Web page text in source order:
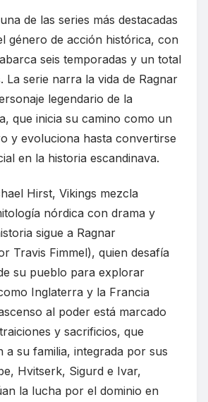
de las series más destacadas
género de acción histórica, con
seis temporadas y un total
La serie narra la vida de Ragnar
legendario de la
que inicia su camino como un
y evoluciona hasta convertirse
en la historia escandinava.
Hirst, Vikings mezcla
nórdica con drama y
sigue a Ragnar
Travis Fimmel), quien desafía
su pueblo para explorar
Inglaterra y la Francia
al poder está marcado
y sacrificios, que
a su familia, integrada por sus
Hvitserk, Sigurd e Ivar,
la lucha por el dominio en